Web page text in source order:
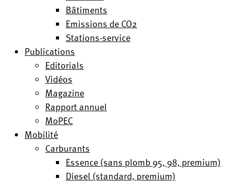
Bâtiments
Emissions de CO2
Stations-service
Publications
Editorials
Vidéos
Magazine
Rapport annuel
MoPEC
Mobilité
Carburants
Essence (sans plomb 95, 98, premium)
Diesel (standard, premium)